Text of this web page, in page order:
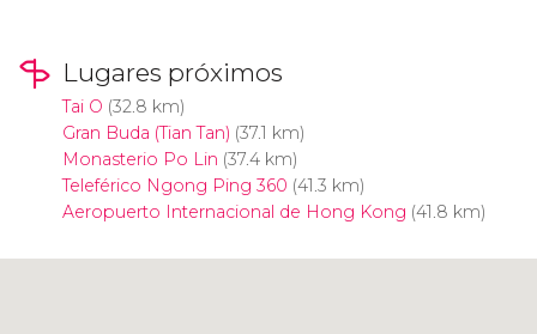
Lugares próximos
Tai O (32.8 km)
Gran Buda (Tian Tan) (37.1 km)
Monasterio Po Lin (37.4 km)
Teleférico Ngong Ping 360 (41.3 km)
Aeropuerto Internacional de Hong Kong (41.8 km)